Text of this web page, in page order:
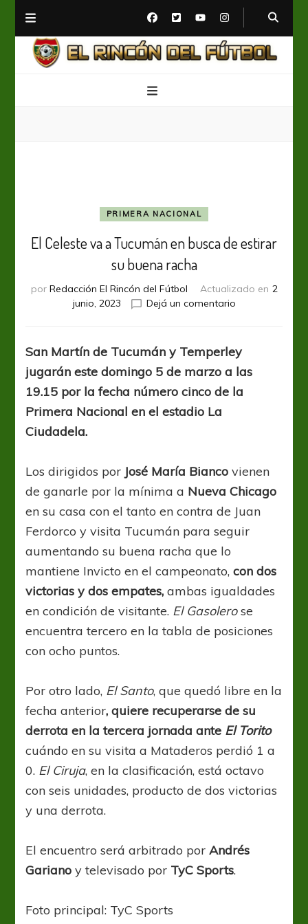
PRIMERA NACIONAL
El Celeste va a Tucumán en busca de estirar
su buena racha
por Redacción El Rincón del Fútbol Actualizado en 2
junio, 2023
Dejá un comentarioen
a
Tucumán
en
racha
San Martín de Tucumán y Temperley
jugarán este domingo 5 de marzo a las
19.15 por la fecha número cinco de la
Primera Nacional en el estadio La
Ciudadela.
Los dirigidos por José María Bianco vienen
de ganarle por la mínima a Nueva Chicago
en su casa con el tanto en contra de Juan
Ferdorco y visita Tucumán para seguir
aumentando su buena racha que lo
mantiene Invicto en el campeonato,con dos
victorias y dos empates, ambas igualdades
en condición de visitante. El Gasolerose
encuentra tercero en la tabla de posiciones
con ocho puntos.
Por otro lado, El Santo, que quedó libre en la
fecha anterior, quiere recuperarse de su
derrota en la tercera jornada ante El Torito
cuándo en su visita a Mataderos perdió 1 a
0. El Ciruja, en la clasificación, está octavo
con seis unidades, producto de dos victorias
y una derrota.
El encuentro será arbitrado porAndrés
Gariano y televisado por TyC Sports.
Foto principal: TyC Sports